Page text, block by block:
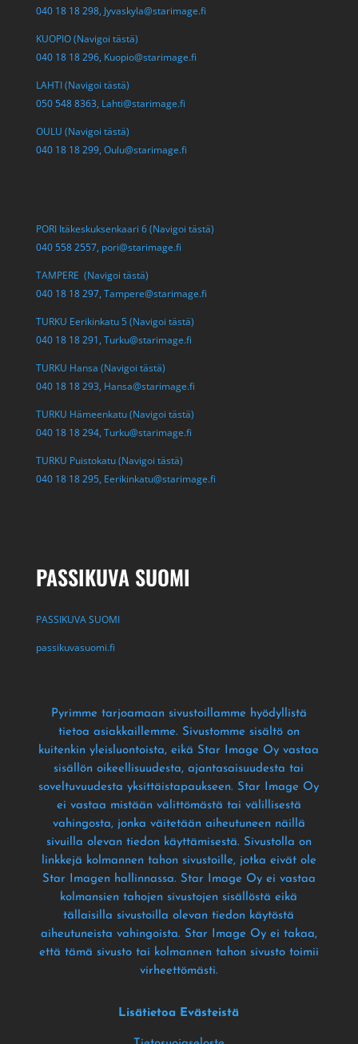
040 18 18 298, Jyvaskyla@starimage.fi
KUOPIO (Navigoi tästä)
040 18 18 296, Kuopio@starimage.fi
LAHTI (Navigoi tästä)
050 548 8363, Lahti@starimage.fi
OULU (Navigoi tästä)
040 18 18 299, Oulu@starimage.fi
PORI Itäkeskuksenkaari 6 (Navigoi tästä)
040 558 2557, pori@starimage.fi
TAMPERE (Navigoi tästä)
040 18 18 297, Tampere@starimage.fi
TURKU Eerikinkatu 5 (Navigoi tästä)
040 18 18 291, Turku@starimage.fi
TURKU Hansa (Navigoi tästä)
040 18 18 293, Hansa@starimage.fi
TURKU Hämeenkatu (Navigoi tästä)
040 18 18 294, Turku@starimage.fi
TURKU Puistokatu (Navigoi tästä)
040 18 18 295, Eerikinkatu@starimage.fi
PASSIKUVA SUOMI
PASSIKUVA SUOMI
passikuvasuomi.fi
Pyrimme tarjoamaan sivustoillamme hyödyllistä
tietoa asiakkaillemme. Sivustomme sisältö on
kuitenkin yleisluontoista, eikä Star Image Oy vastaa
sisällön oikeellisuudesta, ajantasaisuudesta tai
soveltuvuudesta yksittäistapaukseen. Star Image Oy
ei vastaa mistään välittömästä tai välillisestä
vahingosta, jonka väitetään aiheutuneen näillä
sivuilla olevan tiedon käyttämisestä. Sivustolla on
linkkejä kolmannen tahon sivustoille, jotka eivät ole
Star Imagen hallinnassa. Star Image Oy ei vastaa
kolmansien tahojen sivustojen sisällöstä eikä
tällaisilla sivustoilla olevan tiedon käytöstä
aiheutuneista vahingoista. Star Image Oy ei takaa,
että tämä sivusto tai kolmannen tahon sivusto toimii
virheettömästi.
Lisätietoa Evästeistä